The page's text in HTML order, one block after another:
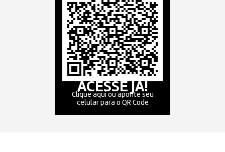
ACESSE JÁ!
Clique aqui ou aponte seu
celular para o QR Code